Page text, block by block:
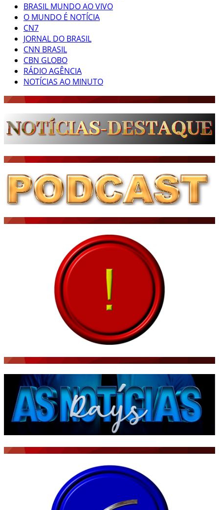
BRASIL MUNDO AO VIVO
O MUNDO É NOTÍCIA
CN7
JORNAL DO BRASIL
CNN BRASIL
CBN GLOBO
RÁDIO AGÊNCIA
NOTÍCIAS AO MINUTO